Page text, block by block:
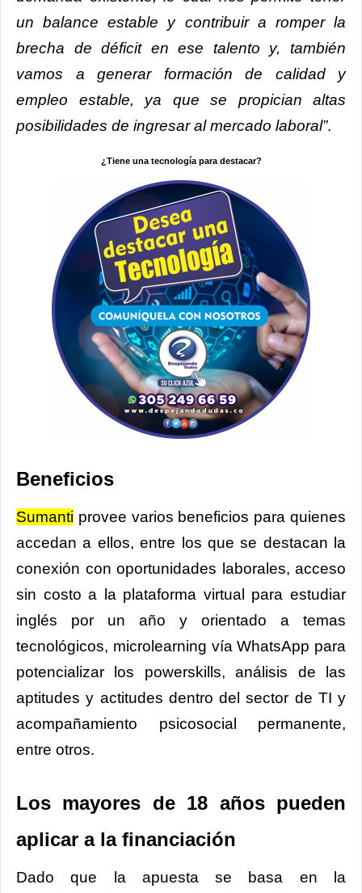
un balance estable y contribuir a romper la
brecha de déficit en ese talento y, también
vamos a generar formación de calidad y
empleo estable, ya que se propician altas
posibilidades de ingresar al mercado laboral”.
¿Tiene una tecnología para destacar?
Beneficios
Sumanti provee varios beneficios para quienes
accedan a ellos, entre los que se destacan la
conexión con oportunidades laborales, acceso
sin costo a la plataforma virtual para estudiar
inglés por un año y orientado a temas
tecnológicos, microlearning vía WhatsApp para
potencializar los powerskills, análisis de las
aptitudes y actitudes dentro del sector de TI y
acompañamiento psicosocial permanente,
entre otros.
Los mayores de 18 años pueden
aplicar a la financiación
Dado que la apuesta se basa en la